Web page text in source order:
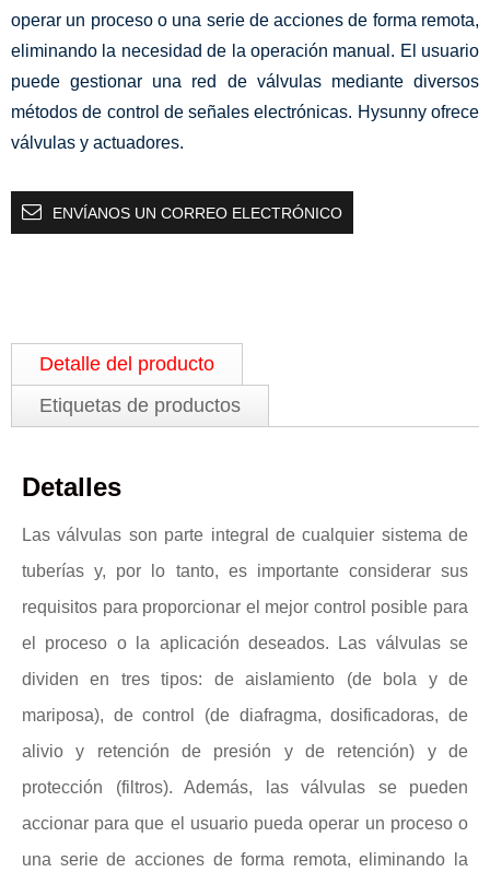
operar un proceso o una serie de acciones de forma remota,
eliminando la necesidad de la operación manual. El usuario
puede gestionar una red de válvulas mediante diversos
métodos de control de señales electrónicas. Hysunny ofrece
válvulas y actuadores.
ENVÍANOS UN CORREO ELECTRÓNICO
Detalle del producto
Etiquetas de productos
Detalles
Las válvulas son parte integral de cualquier sistema de
tuberías y, por lo tanto, es importante considerar sus
requisitos para proporcionar el mejor control posible para
el proceso o la aplicación deseados. Las válvulas se
dividen en tres tipos: de aislamiento (de bola y de
mariposa), de control (de diafragma, dosificadoras, de
alivio y retención de presión y de retención) y de
protección (filtros). Además, las válvulas se pueden
accionar para que el usuario pueda operar un proceso o
una serie de acciones de forma remota, eliminando la